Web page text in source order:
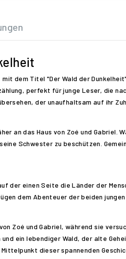
dem Titel "Der Wald der
perfekt für junge Leser, die
der unaufhaltsam auf ihr
an das Haus von Zoé und Gabriel.
Schwester zu beschützen.
der einen Seite die Länder der
dem Abenteuer der beiden jungen
Zoé und Gabriel, während sie
ein lebendiger Wald, der alte
dieser spannenden